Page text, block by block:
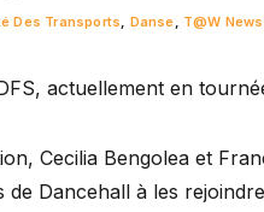
Des Transports, Danse, T@W News
actuellement en
Cecilia Bengolea et
de Dancehall à les